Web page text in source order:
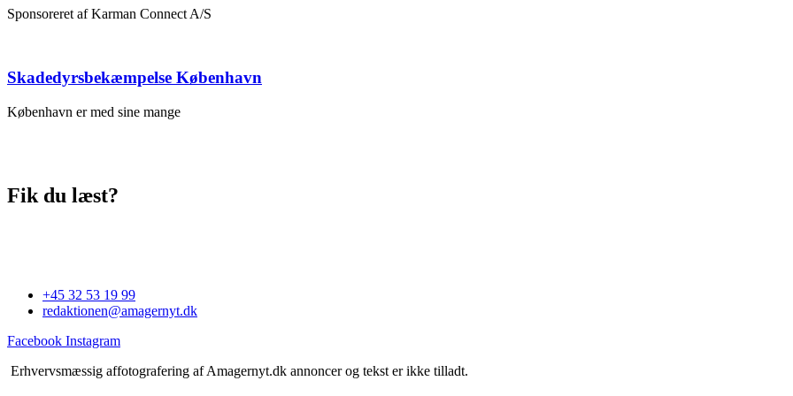
Sponsoreret af Karman Connect A/S
Skadedyrsbekæmpelse København
København er med sine mange
Fik du læst?
+45 32 53 19 99
redaktionen@amagernyt.dk
Facebook Instagram
Erhvervsmæssig affotografering af Amagernyt.dk annoncer og tekst er ikke tilladt.